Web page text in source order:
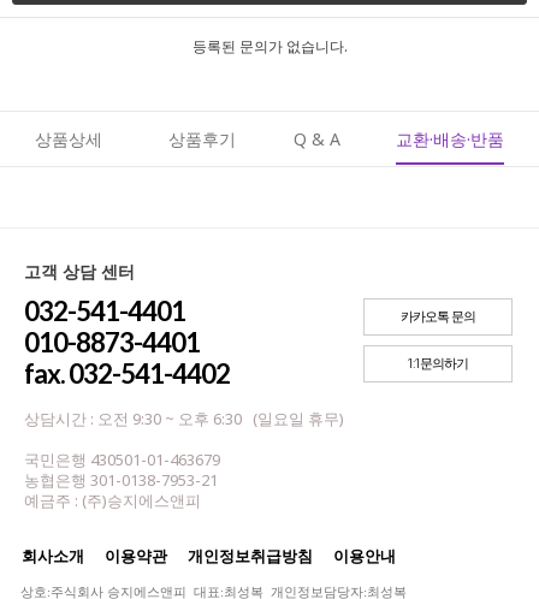
등록된 문의가 없습니다.
상품상세 상품후기 Q & A 교환·배송·반품
고객 상담 센터
032-541-4401
010-8873-4401
fax. 032-541-4402
상담시간 : 오전 9:30 ~ 오후 6:30 (일요일 휴무)
국민은행 430501-01-463679
농협은행 301-0138-7953-21
예금주 : (주)승지에스앤피
카카오톡 문의
1:1문의하기
회사소개 이용약관 개인정보취급방침 이용안내
상호:주식회사 승지에스앤피 대표:최성복 개인정보담당자:최성복